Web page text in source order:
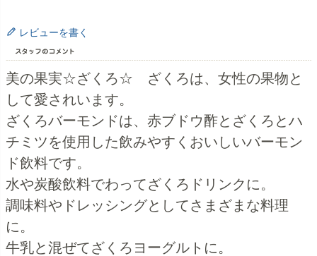
レビューを書く
美の果実☆ざくろ☆ ざくろは、女性の果物と
して愛されいます。
ざくろバーモンドは、赤ブドウ酢とざくろとハ
チミツを使用した飲みやすくおいしいバーモン
ド飲料です。
水や炭酸飲料でわってざくろドリンクに。
調味料やドレッシングとしてさまざまな料理
に。
牛乳と混ぜてざくろヨーグルトに。